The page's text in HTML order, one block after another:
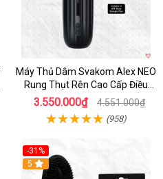
Máy Thủ Dâm Svakom Alex NEO
Rung Thụt Rên Cao Cấp Điều
Khiển App
3.550.000₫ 4.551.000₫
(958)
-31%
5